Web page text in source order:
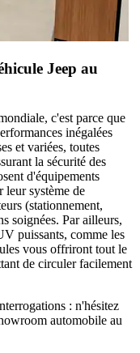
Jeep au
c'est parce que
inégalées
et variées, toutes
la sécurité des
d'équipements
leur système de
(stationnement,
soignées. Par ailleurs,
puissants, comme les
vous offriront tout le
de circuler facilement
: n'hésitez
automobile au